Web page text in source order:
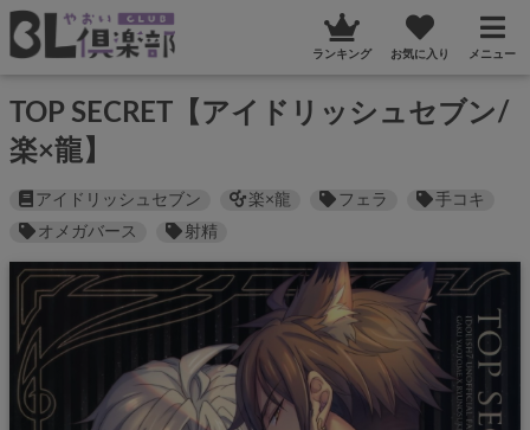
ランキング お気に入り メニュー
TOP SECRET【アイドリッシュセブン/
楽×龍】
アイドリッシュセブン 楽×龍 フェラ
手コキ
オメガバース
射精